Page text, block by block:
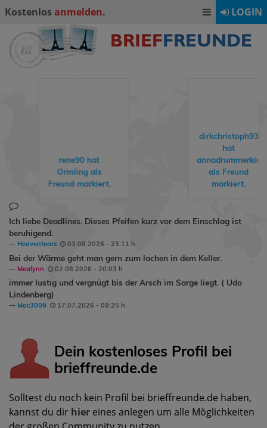
Kostenlos anmelden. LOGIN
rene90hat
Ormlingals
Freund markiert.
dirkchristoph93
hat
annadrummerkid
als Freund
markiert.
Ich liebe Deadlines. Dieses Pfeifen kurz vor dem Einschlag ist
beruhigend.
Heaventears 03.08.2026 - 23:11 h
Bei der Wärme geht man gern zum lachen in dem Keller.
Mealynn 02.08.2026 - 20:03 h
immer lustig und vergnügt bis der Arsch im Sarge liegt. ( Udo
Lindenberg)
Mac3009 17.07.2026 - 08:25 h
Dein kostenloses Profil bei
brieffreunde.de
Solltest du noch kein Profil bei brieffreunde.de haben,
kannst du dir hier eines anlegen um alle Möglichkeiten